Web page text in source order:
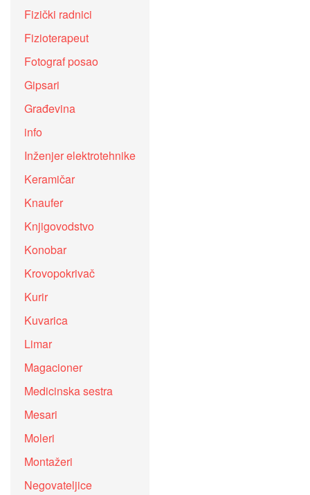
Fizički radnici
Fizioterapeut
Fotograf posao
Gipsari
Građevina
info
Inženjer elektrotehnike
Keramičar
Knaufer
Knjigovodstvo
Konobar
Krovopokrivač
Kurir
Kuvarica
Limar
Magacioner
Medicinska sestra
Mesari
Moleri
Montažeri
Negovateljice